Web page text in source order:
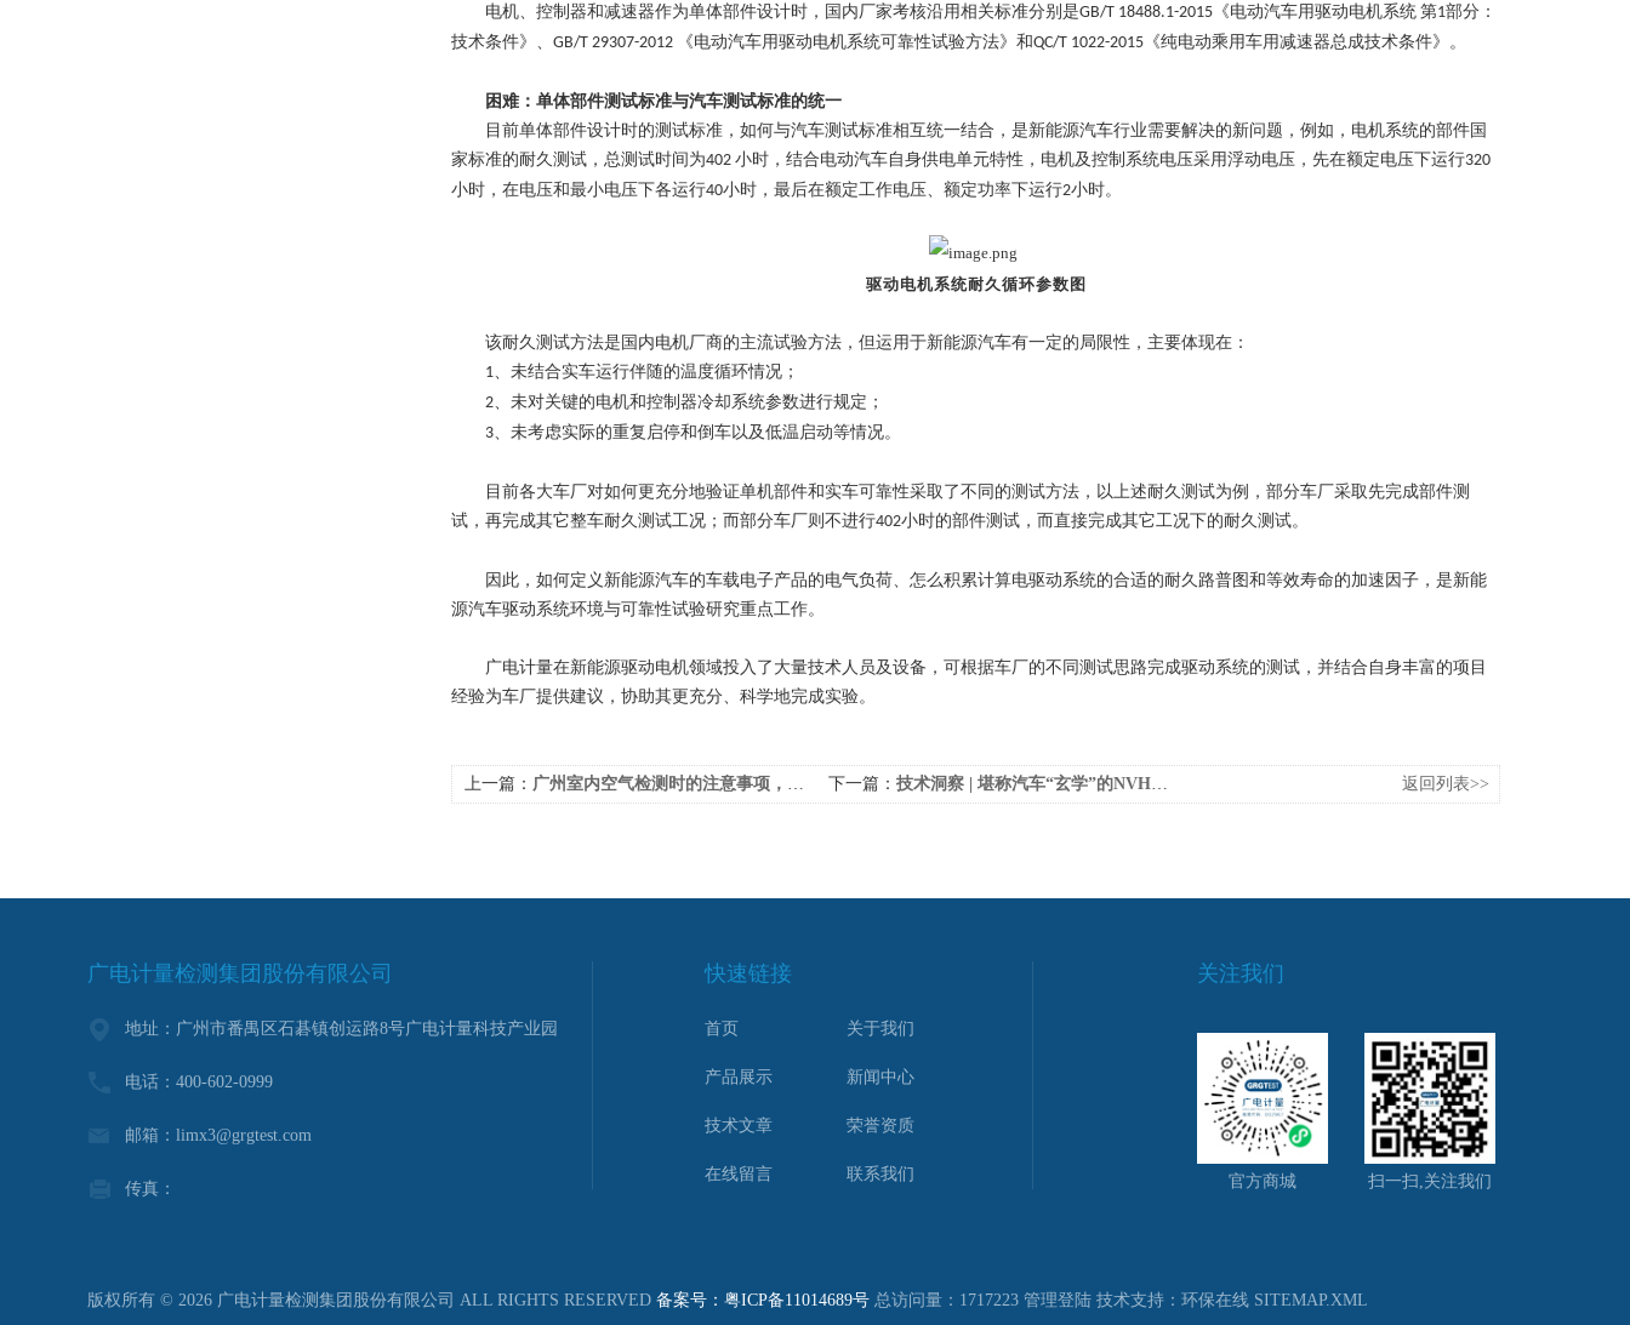
电机、控制器和减速器作为单体部件设计时，国内厂家考核沿用相关标准分别是GB/T 18488.1-2015 《电动汽车用驱动电机系统 第1部分：
技术条件》、 GB/T 29307-2012 《电动汽车用驱动电机系统可靠性试验方法》和QC/T 1022-2015 《纯电动乘用车用减速器总成技术条件》。
困难：单体部件测试标准与汽车测试标准的统一
目前单体部件设计时的测试标准，如何与汽车测试标准相互统一结合，是新能源汽车行业需要解决的新问题，例如，电机系统的部件国
家标准的耐久测试，总测试时间为402 小时，结合电动汽车自身供电单元特性，电机及控制系统电压采用浮动电压，先在额定电压下运行320
小时，在电压和最小电压下各运行40小时，最后在额定工作电压、额定功率下运行2小时。
驱动电机系统耐久循环参数图
该耐久测试方法是国内电机厂商的主流试验方法，但运用于新能源汽车有一定的局限性，主要体现在：
1、未结合实车运行伴随的温度循环情况；
2、未对关键的电机和控制器冷却系统参数进行规定；
3、未考虑实际的重复启停和倒车以及低温启动等情况。
目前各大车厂对如何更充分地验证单机部件和实车可靠性采取了不同的测试方法，以上述耐久测试为例，部分车厂采取先完成部件测
试，再完成其它整车耐久测试工况；而部分车厂则不进行402小时的部件测试，而直接完成其它工况下的耐久测试。
因此，如何定义新能源汽车的车载电子产品的电气负荷、怎么积累计算电驱动系统的合适的耐久路普图和等效寿命的加速因子，是新能
源汽车驱动系统环境与可靠性试验研究重点工作。
广电计量在新能源驱动电机领域投入了大量技术人员及设备，可根据车厂的不同测试思路完成驱动系统的测试，并结合自身丰富的项目
经验为车厂提供建议，协助其更充分、科学地完成实验。
上一篇： 广州室内空气检测时的注意事项，不知道的快来看看！ 下一篇： 技术洞察 | 堪称汽车“玄学”的NVH，到底是神马？ 返回列表>>
广电计量检测集团股份有限公司
地址：广州市番禺区石碁镇创运路8号广电计量科技产业园
电话：400-602-0999
邮箱：limx3@grgtest.com
传真：
快速链接
首页 关于我们
产品展示 新闻中心
技术文章 荣誉资质
在线留言 联系我们
关注我们
官方商城 扫一扫,关注我们
版权所有 © 2026 广电计量检测集团股份有限公司 ALL RIGHTS RESERVED 备案号：粤ICP备11014689号 总访问量：1717223 管理登陆 技术支持： 环保在线 SITEMAP.XML